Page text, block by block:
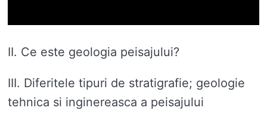
II. Ce este geologia peisajului?
III. Diferitele tipuri de stratigrafie; geologie
tehnica si inginereasca a peisajului